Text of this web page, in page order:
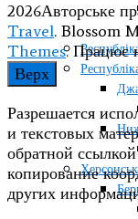
2026Авторське
Travel. Blossom
Themes. Працює
Верх
Разрешается
и текстовых
обратной
копирование
других